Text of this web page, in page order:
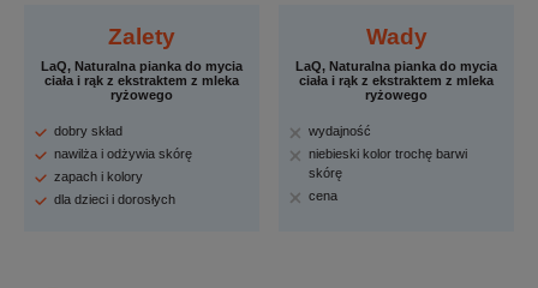
Zalety
LaQ, Naturalna pianka do mycia
ciała i rąk z ekstraktem z mleka
ryżowego
dobry skład
nawilża i odżywia skórę
zapach i kolory
dla dzieci i dorosłych
Wady
LaQ, Naturalna pianka do mycia
ciała i rąk z ekstraktem z mleka
ryżowego
wydajność
niebieski kolor trochę barwi
skórę
cena